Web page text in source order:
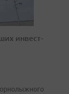
инвест-